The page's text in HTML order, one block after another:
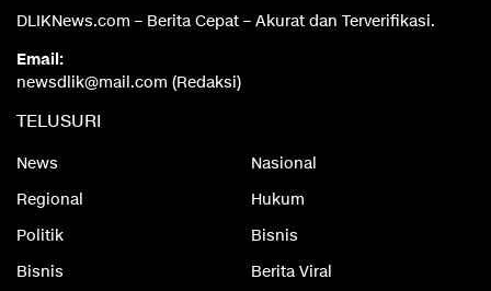
DLIKNews.com – Berita Cepat – Akurat dan Terverifikasi.
Email:
newsdlik@mail.com (Redaksi)
TELUSURI
News
Nasional
Regional
Hukum
Politik
Bisnis
Bisnis
Berita Viral